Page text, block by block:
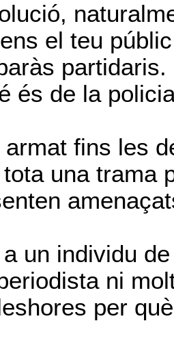
el teu
és de la
fins les
una trama
un individu
ni
per